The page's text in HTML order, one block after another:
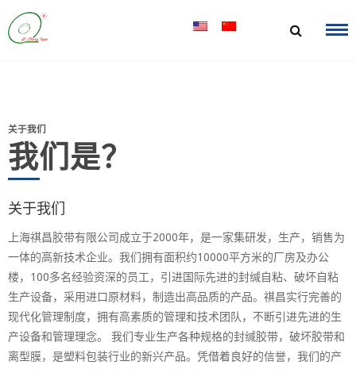
到
关于我们
我们是？
关于我们
上海祺昌胶带有限公司成立于2000年，是一家集研发，生产，销售为
一体的高新技术企业。我们拥有面积约10000平方米的厂房及办公
楼，100多名经验资深的员工，引进国际先进的封缄自粘、破坏自粘
生产设备，采用进口原材料，制造出高品质的产品。祺昌实行完善的
现代化管理制度，拥有高素质的管理和技术团队，不断引进先进的生
产设备和管理理念。 我们专业生产各种规格的封缄胶带，破坏胶带和
离型膜，是塑料包装行业的新兴产品。凭借着良好的信誉，我们的产